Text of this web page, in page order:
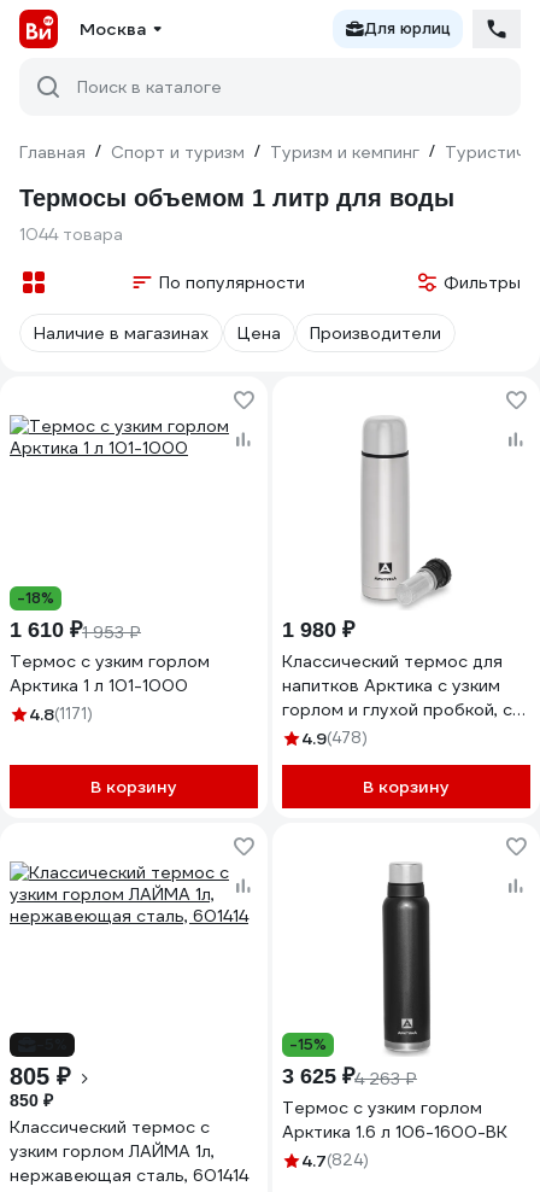
Москва Для юрлиц
Поиск в каталоге
Главная / Спорт и туризм / Туризм и кемпинг /
Термосы объемом 1 литр для воды
1044 товара
По популярности Фильтры
Наличие в магазинах Цена Производители
-18%
1 610 ₽1 953 ₽
Термос с узким горлом
Арктика 1 л 101-1000
4.8(1171)
В корзину
1 980 ₽
Классический термос для
напитков Арктика с узким
горлом и глухой пробкой, со
съемным ситечком, объем 1
4.9(478)
В корзину
805 ₽
850 ₽
Классический термос с
узким горлом ЛАЙМА 1л,
нержавеющая сталь, 601414
-15%
3 625 ₽4 263 ₽
Термос с узким горлом
Арктика 1.6 л 106-1600-BK
4.7(824)